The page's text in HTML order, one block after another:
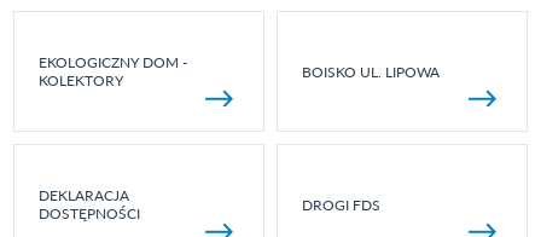
EKOLOGICZNY DOM -
KOLEKTORY
BOISKO UL. LIPOWA
DEKLARACJA
DOSTĘPNOŚCI
DROGI FDS